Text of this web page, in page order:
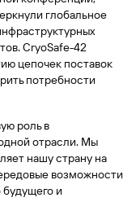
глобальное
CryoSafe-42
цепочек поставок
потребности
роль в
отрасли. Мы
нашу страну на
возможности
будущего и